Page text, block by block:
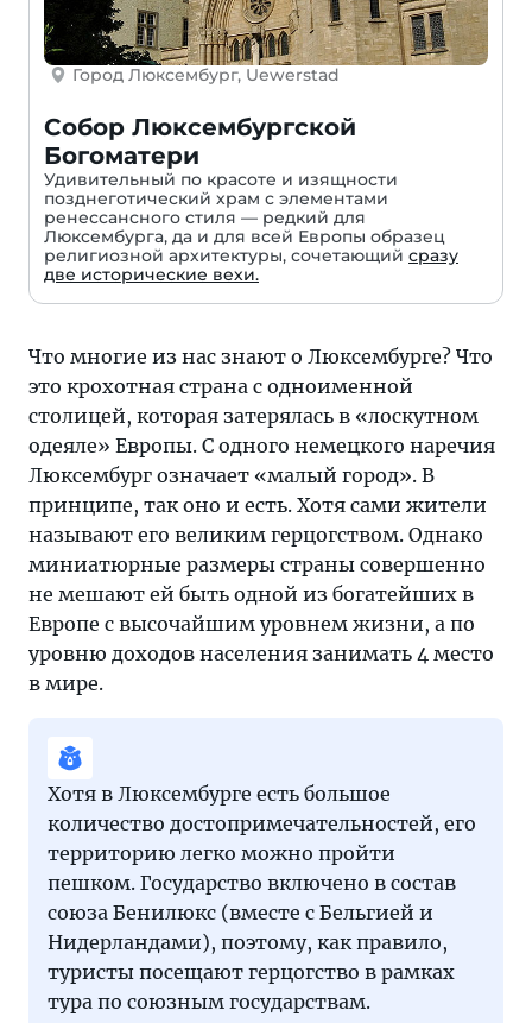
Город Люксембург, Uewerstad
Собор Люксембургской
Богоматери
Удивительный по красоте и изящности
позднеготический храм с элементами
ренессансного стиля — редкий для
Люксембурга, да и для всей Европы образец
религиозной архитектуры, сочетающий сразу
две исторические вехи.
Что многие из нас знают о Люксембурге? Что
это крохотная страна с одноименной
столицей, которая затерялась в «лоскутном
одеяле» Европы. С одного немецкого наречия
Люксембург означает «малый город». В
принципе, так оно и есть. Хотя сами жители
называют его великим герцогством. Однако
миниатюрные размеры страны совершенно
не мешают ей быть одной из богатейших в
Европе с высочайшим уровнем жизни, а по
уровню доходов населения занимать 4 место
в мире.
Хотя в Люксембурге есть большое
количество достопримечательностей, его
территорию легко можно пройти
пешком. Государство включено в состав
союза Бенилюкс (вместе с Бельгией и
Нидерландами), поэтому, как правило,
туристы посещают герцогство в рамках
тура по союзным государствам.